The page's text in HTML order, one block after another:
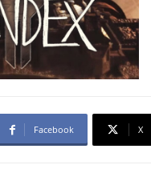
Facebook X